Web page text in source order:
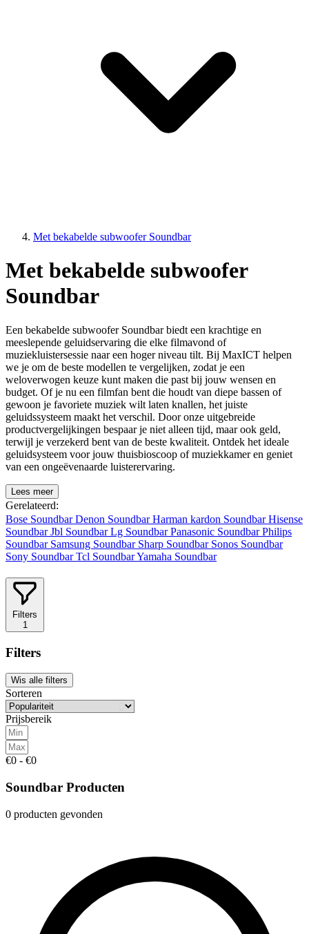
Met bekabelde subwoofer Soundbar
Met bekabelde subwoofer
Soundbar
Een bekabelde subwoofer Soundbar biedt een krachtige en
meeslepende geluidservaring die elke filmavond of
muziekluistersessie naar een hoger niveau tilt. Bij MaxICT helpen
we je om de beste modellen te vergelijken, zodat je een
weloverwogen keuze kunt maken die past bij jouw wensen en
budget. Of je nu een filmfan bent die houdt van diepe bassen of
gewoon je favoriete muziek wilt laten knallen, het juiste
geluidssysteem maakt het verschil. Door onze uitgebreide
productvergelijkingen bespaar je niet alleen tijd, maar ook geld,
terwijl je verzekerd bent van de beste kwaliteit. Ontdek het ideale
geluidsysteem voor jouw thuisbioscoop of muziekkamer en geniet
van een ongeëvenaarde luisterervaring.
Lees meer
Gerelateerd:
Bose SoundbarDenon SoundbarHarman kardon SoundbarHisense
SoundbarJbl SoundbarLg SoundbarPanasonic SoundbarPhilips
Soundbar Samsung Soundbar Sharp Soundbar Sonos Soundbar
Sony SoundbarTcl SoundbarYamaha Soundbar
Filters
1
Filters
Wis alle filters
Sorteren
Prijsbereik
€0 - €0
Soundbar Producten
0 producten gevonden